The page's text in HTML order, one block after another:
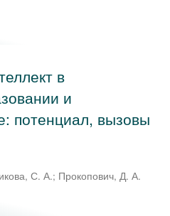
в
и
потенциал, вызовы
С. А.; Прокопович, Д. А.